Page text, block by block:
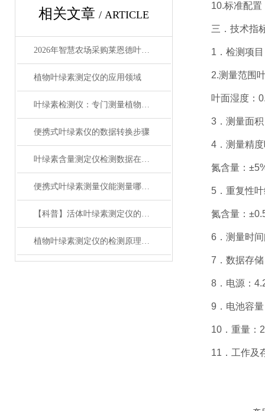
相关文章 / ARTICLE
2026年智慧农场采购莱恩德叶绿素测定仪 这4点要注意
植物叶绿素测定仪的应用领域
叶绿素检测仪：专门测量植物叶片中叶绿素含量
便携式叶绿素仪的数据转换步骤
叶绿素含量测定仪检测数据在科研中的应用
便携式叶绿素测量仪能测量哪些指标？
【科普】活体叶绿素测定仪的参数有哪些？
植物叶绿素测定仪的检测原理与注意事项
10.标准配置：
三．技术指
1．检测项目
2.测量范围叶
叶面湿度：
3．测量面积
4．测量精度
氮含量：±5%
5．重复性叶
氮含量：
6．测量时间
7．数据存储
8．电源：
9．电池容量
10．重量：
11．工作及存